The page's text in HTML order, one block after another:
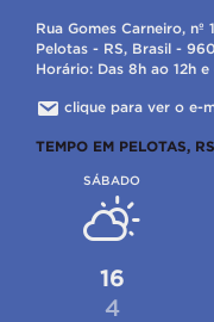
Rua Gomes Carneiro, nº
Pelotas - RS, Brasil -
Horário: Das 8h ao 12h
clique para ver o e-
TEMPO EM PELOTAS, RS
SÁBADO
16
4